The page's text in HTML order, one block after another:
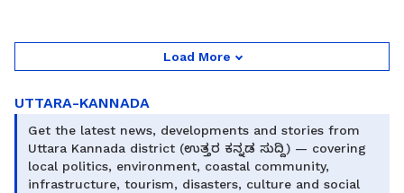
Load More
UTTARA-KANNADA
Get the latest news, developments and stories from
Uttara Kannada district (ಉತ್ತರ ಕನ್ನಡ ಸುದ್ದಿ) — covering
local politics, environment, coastal community,
infrastructure, tourism, disasters, culture and social